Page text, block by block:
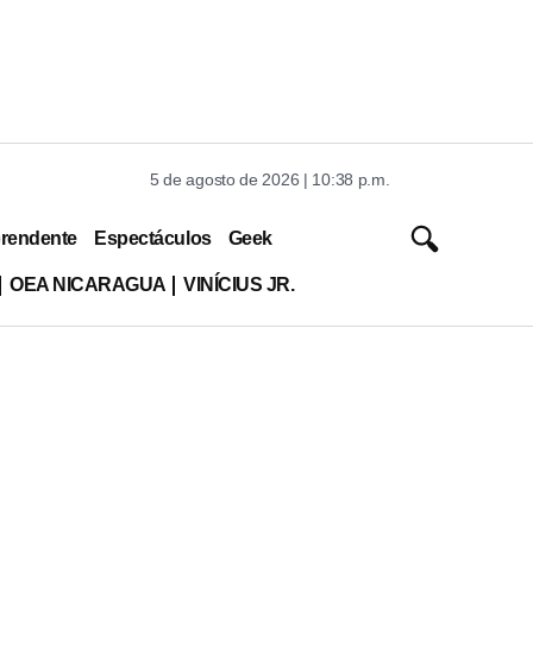
5 de agosto de 2026 | 10:38 p.m.
Espectáculos Geek
OEA NICARAGUA VINÍCIUS JR.